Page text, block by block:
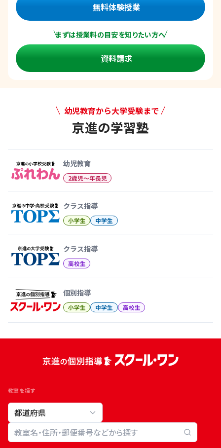
無料体験授業
まずは授業料の目安を知りたい方へ
資料請求
幼児教育から大学受験まで
京進の学習塾
幼児教育
2歳児〜年長児
クラス指導
小学生 中学生
クラス指導
高校生
個別指導
小学生 中学生 高校生
教室を探す
教室検索